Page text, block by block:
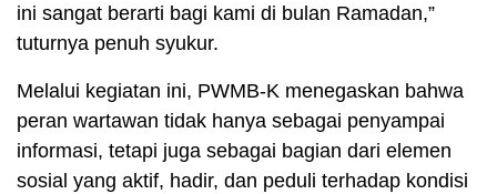
ini sangat berarti bagi kami di bulan Ramadan,”
tuturnya penuh syukur.
Melalui kegiatan ini, PWMB-K menegaskan bahwa
peran wartawan tidak hanya sebagai penyampai
informasi, tetapi juga sebagai bagian dari elemen
sosial yang aktif, hadir, dan peduli terhadap kondisi